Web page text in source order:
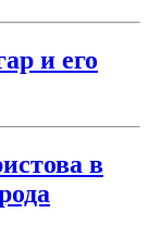
и его
в